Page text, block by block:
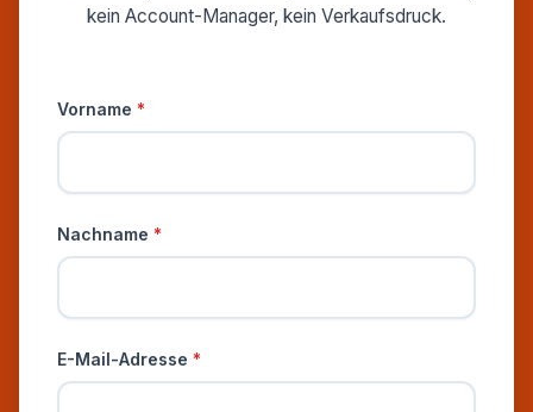
kein Account-Manager, kein Verkaufsdruck.
Vorname *
Nachname *
E-Mail-Adresse *